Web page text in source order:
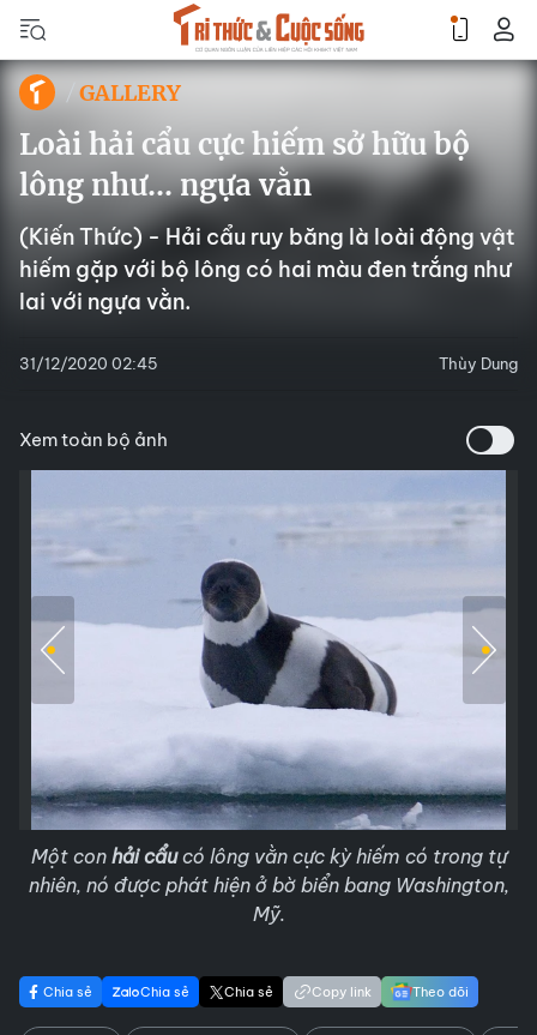
GALLERY
Loài hải cẩu cực hiếm sở hữu bộ
lông như... ngựa vằn
(Kiến Thức) - Hải cẩu ruy băng là loài động vật
hiếm gặp với bộ lông có hai màu đen trắng như
lai với ngựa vằn.
31/12/2020 02:45 Thùy Dung
Xem toàn bộ ảnh
Một con hải cẩucó lông vằn cực kỳ hiếm có trong tự
nhiên, nó được phát hiện ở bờ biển bang Washington,
Mỹ.
Chia sẻ Chia sẻ Chia sẻ Copy link Theo dõi